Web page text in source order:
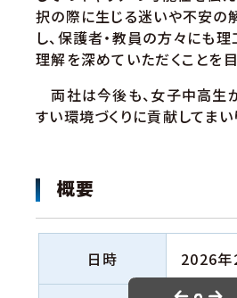
択の際に生じる迷いや不安の
し、保護者・教員の方々にも
理解を深めていただくことを目
両社は今後も、女子中高生
すい環境づくりに貢献してまい
概要
日時 2026年